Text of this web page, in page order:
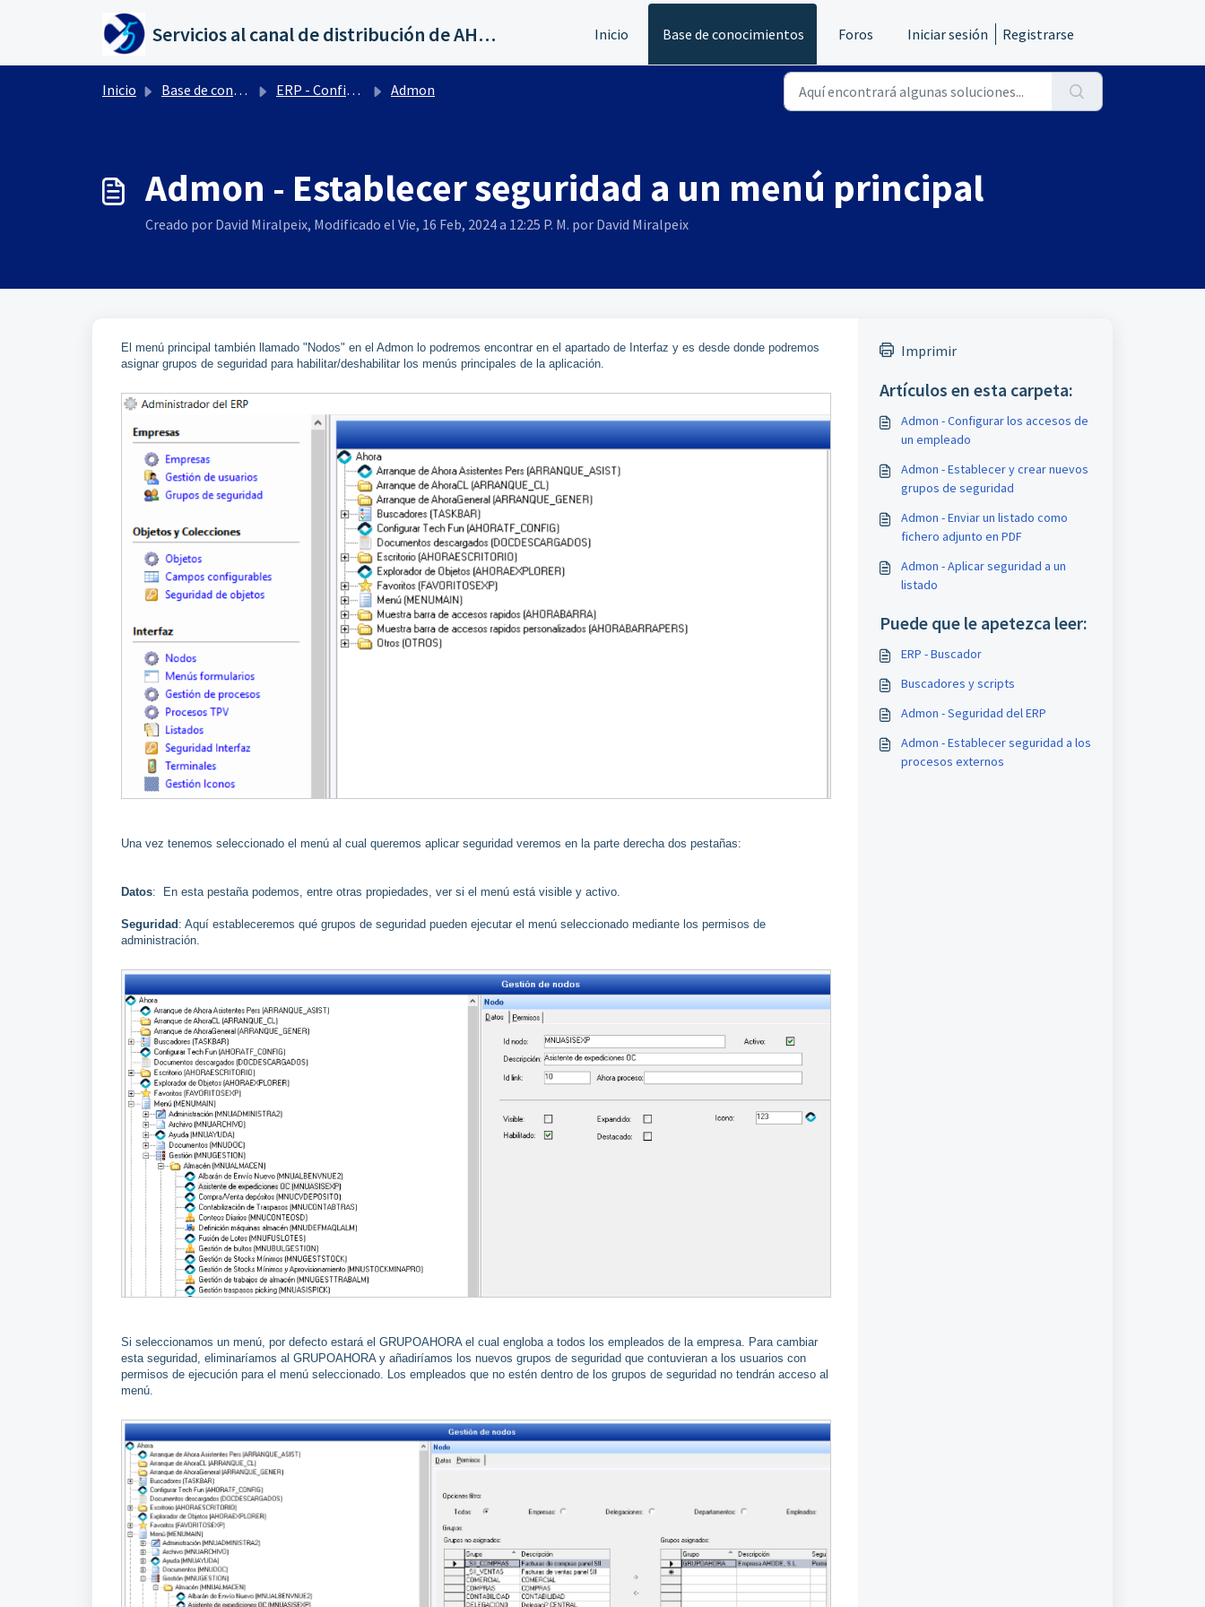
Servicios al canal de distribución de AHORA Inicio Base de conocimientos Foros Iniciar sesión Registrarse
Inicio Base de conocimientos ERP - Configuración ADMON Admon
Admon - Establecer seguridad a un menú principal
Creado por David Miralpeix, Modificado el Vie, 16 Feb, 2024 a 12:25 P. M. por David Miralpeix
El menú principal también llamado "Nodos" en el Admon lo podremos encontrar en el apartado de Interfaz y es desde donde podremos
asignar grupos de seguridad para habilitar/deshabilitar los menús principales de la aplicación.
Una vez tenemos seleccionado el menú al cual queremos aplicar seguridad veremos en la parte derecha dos pestañas:
Datos: En esta pestaña podemos, entre otras propiedades, ver si el menú está visible y activo.
Seguridad : Aquí estableceremos qué grupos de seguridad pueden ejecutar el menú seleccionado mediante los permisos de
administración.
Si seleccionamos un menú, por defecto estará el GRUPOAHORA el cual engloba a todos los empleados de la empresa. Para cambiar
esta seguridad, eliminaríamos al GRUPOAHORA y añadiríamos los nuevos grupos de seguridad que contuvieran a los usuarios con
permisos de ejecución para el menú seleccionado. Los empleados que no estén dentro de los grupos de seguridad no tendrán acceso al
menú.
Imprimir
Artículos en esta carpeta:
Admon - Configurar los accesos de
un empleado
Admon - Establecer y crear nuevos
grupos de seguridad
Admon - Enviar un listado como
fichero adjunto en PDF
Admon - Aplicar seguridad a un
listado
Puede que le apetezca leer:
ERP - Buscador
Buscadores y scripts
Admon - Seguridad del ERP
Admon - Establecer seguridad a los
procesos externos